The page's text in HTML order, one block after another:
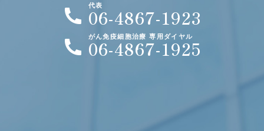
代表
06-4867-1923
がん免疫細胞治療 専用ダイヤル
06-4867-1925